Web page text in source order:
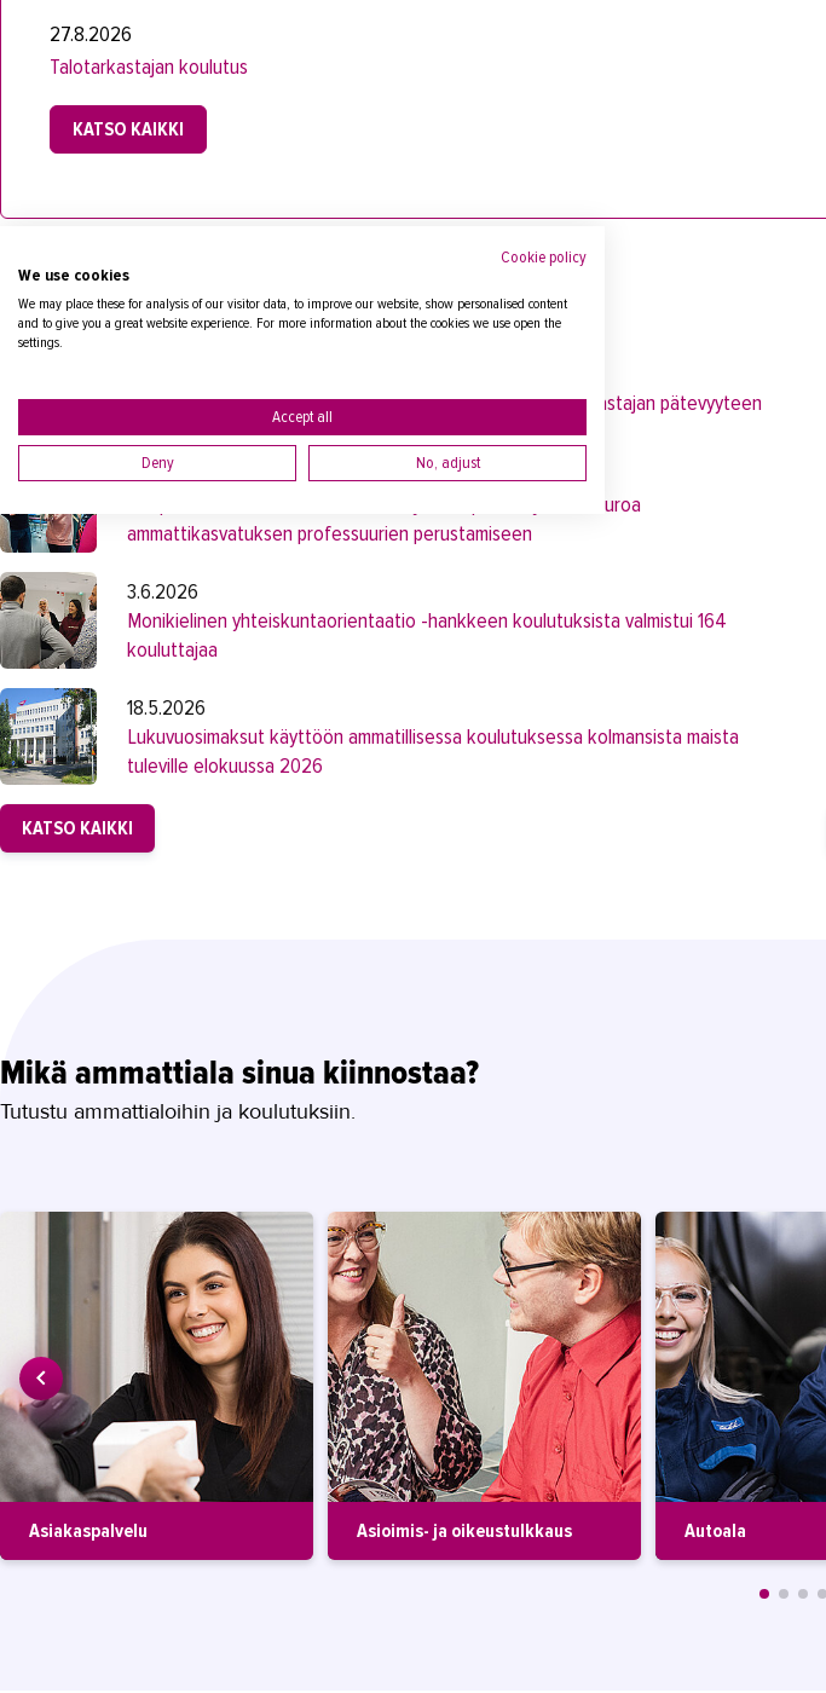
27.8.2026
Talotarkastajan koulutus
KATSO KAIKKI
Uutiset
Suosittu talotarkastajan koulutus avaa nyt reitin kuntotarkastajan pätevyyteen
16.6.2026
Tampereen Aikuiskoulutussäätiö lahjoittaa puoli miljoonaa euroa
ammattikasvatuksen professuurien perustamiseen
3.6.2026
Monikielinen yhteiskuntaorientaatio -hankkeen koulutuksista valmistui 164
kouluttajaa
18.5.2026
Lukuvuosimaksut käyttöön ammatillisessa koulutuksessa kolmansista maista
tuleville elokuussa 2026
KATSO KAIKKI
Mikä ammattiala sinua kiinnostaa?
Tutustu ammattialoihin ja koulutuksiin.
Asiakaspalvelu Asioimis- ja oikeustulkkaus Autoala
Cookie policy
We use cookies
We may place these for analysis of our visitor data, to improve our website, show personalised content
and to give you a great website experience. For more information about the cookies we use open the
settings.
Accept all
Deny No, adjust